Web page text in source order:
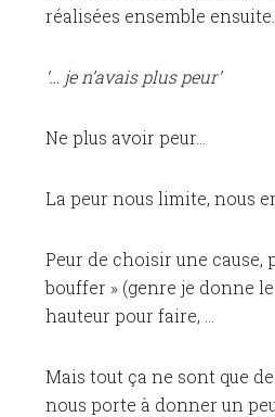
réalisées ensemble
‘… je n’avais plus peur’
Ne plus avoir peur…
La peur nous limite, nous
Peur de choisir une cause,
bouffer » (genre je donne
hauteur pour faire, …
Mais tout ça ne sont que
nous porte à donner un peu